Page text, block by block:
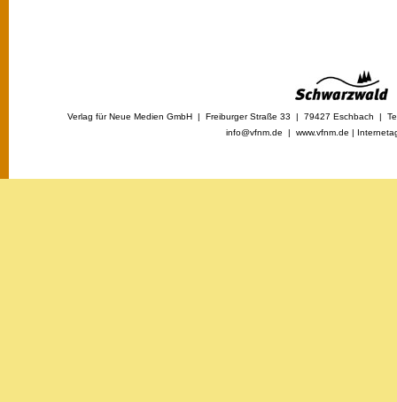
Verlag für Neue Medien GmbH | Freiburger Straße 33 | 79427 Eschbach |
info@vfnm.de | www.vfnm.de |